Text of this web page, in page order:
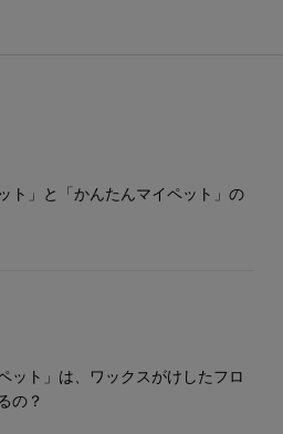
ト」と「かんたんマイペット」の
ット」は、ワックスがけしたフロ
の？